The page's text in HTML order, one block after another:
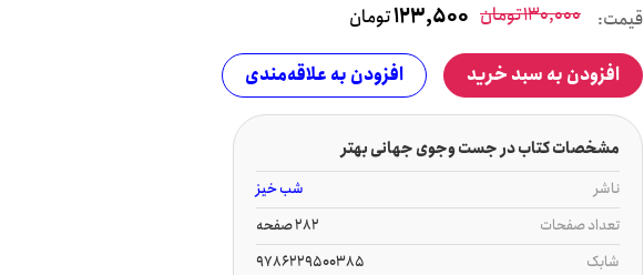
قیمت: 130,000تومان 123,500تومان
افزودن به سبد خرید افزودن به علاقه‌مندی
مشخصات کتاب در جست وجوی جهانی بهتر
ناشر
شب خیز
تعداد صفحات
282 صفحه
شابک
9786229500385